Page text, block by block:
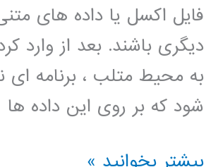
فایل اکسل یا داده های
دیگری باشند. بعد از وارد
به محیط متلب ، برنامه ای
شود که بر روی این داده ها
فیلم
بیشتر بخوانید »